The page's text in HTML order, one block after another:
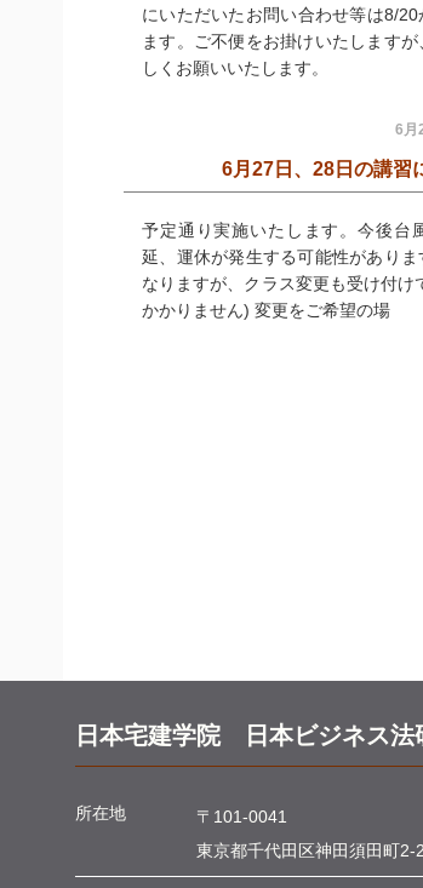
にいただいたお問い合わせ等は8/
ます。ご不便をお掛けいたします
しくお願いいたします。
6月
6月27日、28日の講習
予定通り実施いたします。今後台
延、運休が発生する可能性があり
なりますが、クラス変更も受け付け
かかりません) 変更をご希望の場
日本宅建学院 日本ビジネス法
所在地
〒101-0041
東京都千代田区神田須田町2-